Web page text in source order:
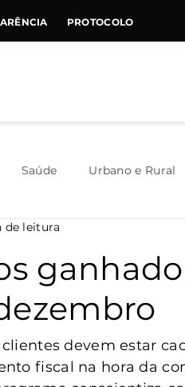
PROTOCOLO
Saúde Urbano e Rural
Meio Ambiente
Habitação Destaque
Clara do Sul Conselho
de leitura
devem estar
fiscal na hora da